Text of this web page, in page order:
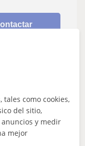
1ª clase gratis
como cookies,
del sitio,
y medir
mejor